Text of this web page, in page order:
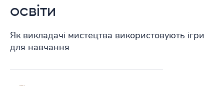
освіти
Як викладачі мистецтва використовують ігри
для навчання